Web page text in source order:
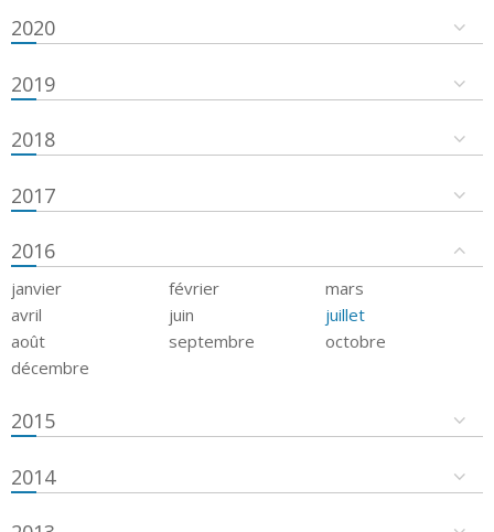
2020
2019
2018
2017
2016
janvier février
mars
avril
juin
juillet
août
septembre
octobre
décembre
2015
2014